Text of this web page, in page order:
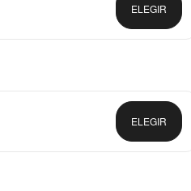
ELEGIR
ELEGIR